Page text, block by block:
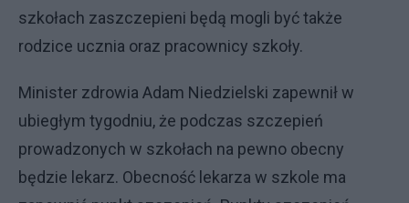
szkołach zaszczepieni będą mogli być także
rodzice ucznia oraz pracownicy szkoły.
Minister zdrowia Adam Niedzielski zapewnił w
ubiegłym tygodniu, że podczas szczepień
prowadzonych w szkołach na pewno obecny
będzie lekarz. Obecność lekarza w szkole ma